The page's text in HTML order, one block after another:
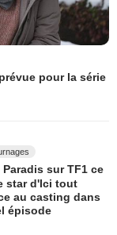
pour la série
sur TF1 ce
star d'Ici tout
au casting dans
épisode